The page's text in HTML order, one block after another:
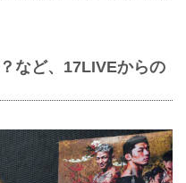
など、17LIVEからの